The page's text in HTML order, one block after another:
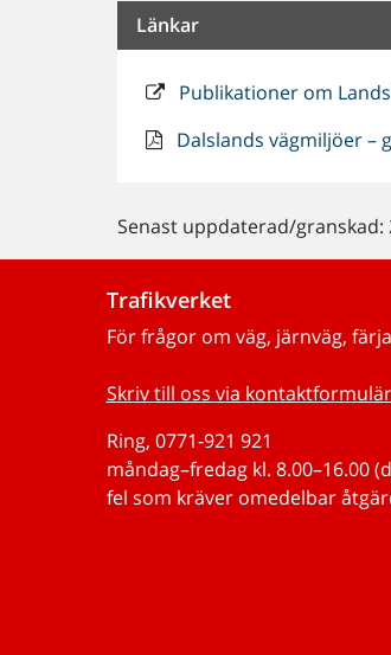
Länkar
Publikationer om
Dalslands vägmiljöer –
Senast uppdaterad/granskad:
Trafikverket
För frågor om väg, järnväg,
Skriv till oss via kontaktformulär
Ring, 0771-921 921
måndag–fredag kl.
fel som kräver omedelbar